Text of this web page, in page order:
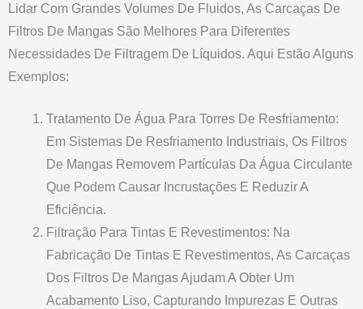
Lidar Com Grandes Volumes De Fluidos, As Carcaças De
Filtros De Mangas São Melhores Para Diferentes
Necessidades De Filtragem De Líquidos. Aqui Estão Alguns
Exemplos:
Tratamento De Água Para Torres De Resfriamento:
Em Sistemas De Resfriamento Industriais, Os Filtros
De Mangas Removem Partículas Da Água Circulante
Que Podem Causar Incrustações E Reduzir A
Eficiência.
Filtração Para Tintas E Revestimentos: Na
Fabricação De Tintas E Revestimentos, As Carcaças
Dos Filtros De Mangas Ajudam A Obter Um
Acabamento Liso, Capturando Impurezas E Outras